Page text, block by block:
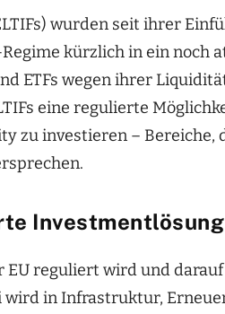
wurden seit ihrer
kürzlich in ein noch
ETFs wegen ihrer
eine regulierte
zu investieren – Bereiche,
Investmentlösung
EU reguliert wird und
wird in Infrastruktur,